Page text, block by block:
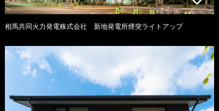
相馬共同火力発電株式会社 新地発電所煙突ライトアップ